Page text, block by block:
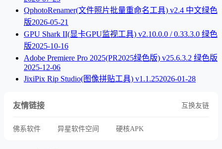
QphotoRenamer(文件照片批量重命名工具) v2.4 中文绿色
版2026-05-21
GPU Shark II(显卡GPU监视工具) v2.10.0.0 / 0.33.3.0 绿色
版2025-10-16
Adobe Premiere Pro 2025(PR2025绿色版) v25.6.3.2 绿色版
2025-12-06
JixiPix Rip Studio(图像拼贴工具) v1.1.252026-01-28
友情链接 互换友链
佛系软件 异星软件空间 硬核APK